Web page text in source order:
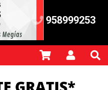
958999253